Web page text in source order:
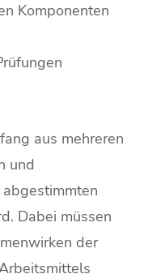
Komponenten
aus mehreren
und
Dabei müssen
der